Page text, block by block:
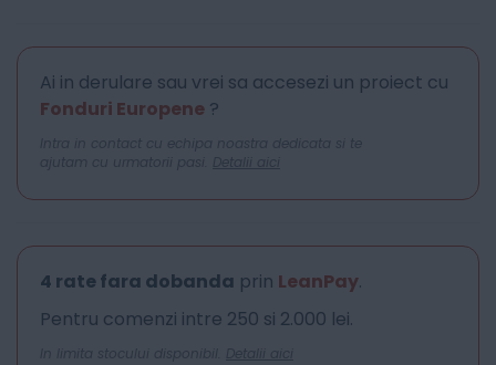
Ai in derulare sau vrei sa accesezi un proiect cu
Fonduri Europene ?
Intra in contact cu echipa noastra dedicata si te
ajutam cu urmatorii pasi. Detalii aici
4 rate fara dobanda prin LeanPay.
Pentru comenzi intre 250 si 2.000 lei.
In limita stocului disponibil. Detalii aici